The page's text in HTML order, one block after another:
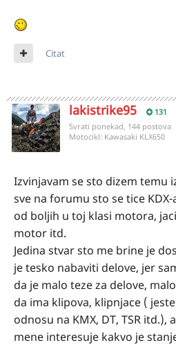
Citat
lakistrike95 131
Svrati ponekad, 144 postova
Motocikl: Kawasaki KLX650
Izvinjavam se sto dizem temu
sve na forumu sto se tice
od boljih u toj klasi motora,
motor itd.
Jedina stvar sto me brine je
je tesko nabaviti delove, jer
da je malo teze za delove,
da ima klipova, klipnjace (
odnosu na KMX, DT, TSR itd.),
mene interesuje kakvo je